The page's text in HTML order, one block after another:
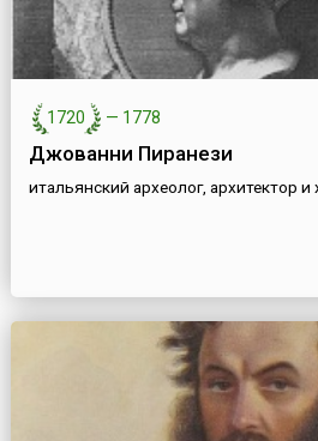
1720 — 1778
Джованни Пиранези
итальянский археолог, архитектор